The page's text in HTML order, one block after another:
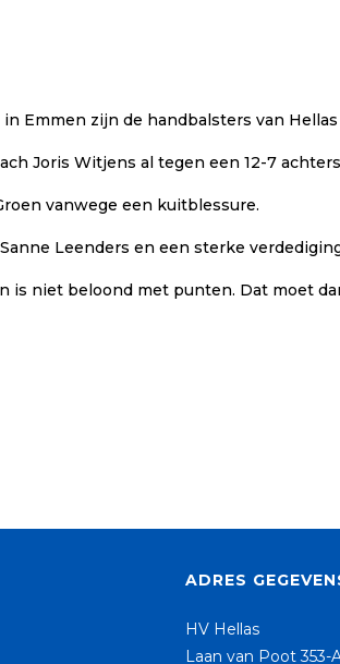
in Emmen zijn de handbalsters van
Joris Witjens al tegen een 12-7
vanwege een kuitblessure.
Leenders en een sterke
is niet beloond met punten. Dat moet
ADRES
HV Hellas
Laan van Poot 353-